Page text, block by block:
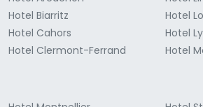
Hotel Biarritz
Hotel Cahors
Hotel Clermont-Ferrand
Hotel
Hotel
Hotel